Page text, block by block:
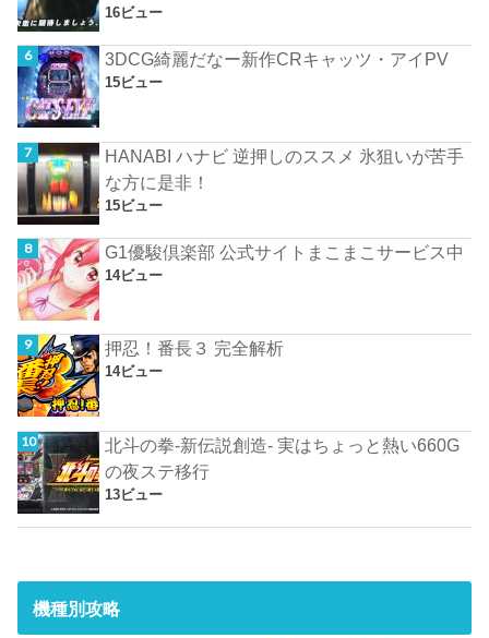
16ビュー
3DCG綺麗だなー新作CRキャッツ・アイPV
15ビュー
HANABI ハナビ 逆押しのススメ 氷狙いが苦手
な方に是非！
15ビュー
G1優駿倶楽部 公式サイトまこまこサービス中
14ビュー
押忍！番長３ 完全解析
14ビュー
北斗の拳-新伝説創造- 実はちょっと熱い660G
の夜ステ移行
13ビュー
機種別攻略